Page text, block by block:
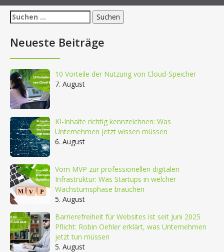
Suchen
nach:
Neueste Beiträge
10 Vorteile der Nutzung von Cloud-Speicher
7. August
KI-Inhalte richtig kennzeichnen: Was
Unternehmen jetzt wissen müssen
6. August
Vom MVP zur professionellen digitalen
Infrastruktur: Was Startups in welcher
Wachstumsphase brauchen
5. August
Barrierefreiheit für Websites ist seit Juni 2025
Pflicht: Robin Oehler erklärt, was Unternehmen
jetzt tun müssen
5. August